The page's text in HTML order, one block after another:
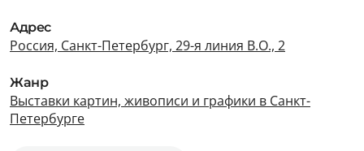
Адрес
Россия, Санкт-Петербург, 29-я линия В.О., 2
Жанр
Выставки картин, живописи и графики в Санкт-
Петербурге